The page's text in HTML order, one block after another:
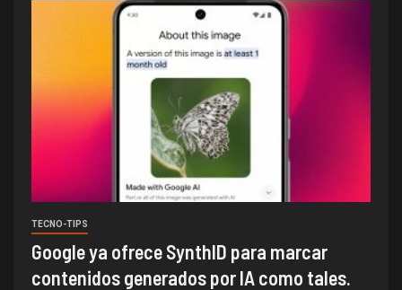
TECNO-TIPS
Google ya ofrece SynthID para marcar
contenidos generados por IA como tales.